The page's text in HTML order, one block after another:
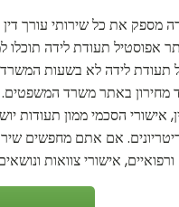
מספק את כל שירותי עורך דין
אפוסטיל תעודת לידה
תעודת לידה לא בשעות המשרד
מחירון באתר משרד
אישורי הסכמי ממון
אם אתם מחפשים
אישורי צוואות ונושאים